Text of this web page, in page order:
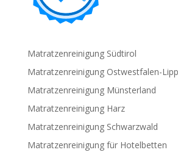
Matratzenreinigung Südtirol
Matratzenreinigung Ostwestfalen-
Matratzenreinigung Münsterland
Matratzenreinigung Harz
Matratzenreinigung Schwarzwald
Matratzenreinigung für Hotelbetten